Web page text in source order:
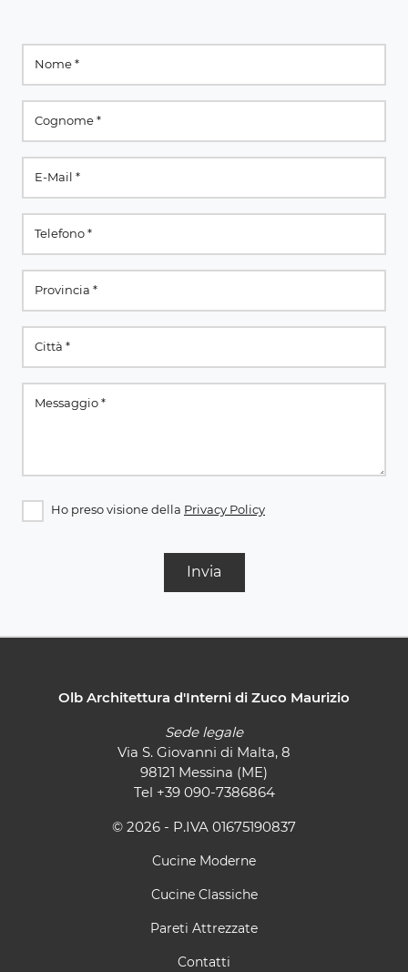
Ho preso visione della Privacy Policy
Invia
Olb Architettura d'Interni di Zuco Maurizio
Sede legale
Via S. Giovanni di Malta, 8
98121 Messina (ME)
Tel +39 090-7386864
© 2026 - P.IVA 01675190837
Cucine Moderne
Cucine Classiche
Pareti Attrezzate
Contatti